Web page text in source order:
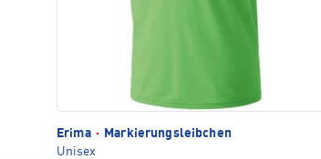
Erima ·
Markierungsleibchen
Unisex